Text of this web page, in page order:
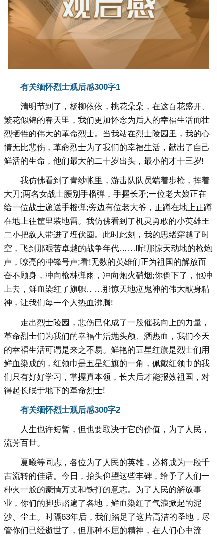
有关缅怀烈士观后感300字1
清明节到了，杨柳依依，桃花朵朵，在这百花盛开、
繁花似锦的春天里，我们更加怀念为后人的幸福生活而壮
烈牺牲的伟大的革命烈士。当我站在烈士陵园里，我的心
情无比悲伤，革命烈士为了我们的幸福生活，献出了自己
鲜活的生命，他们最大的二十岁出头，最小的才十三岁!
我仿佛看到了青纱帐里，游击队队员端着步枪，挥着
大刀;两名女战士腰别手榴弹，手握长矛;一位老大娘正在
给一位战士递送手榴弹;旁边有位老大爷，正蹲在地上正蹲
在地上往筐里装地雷。我仿佛看到了机灵勇敢的小英雄王
二小把敌人带进了埋伏圈。此时此刻，我的思绪穿越了时
空，飞到那艰苦卓越的战争年代……听!那惊天动地的枪炮
声，嘹亮的冲锋号声;看!无数的英雄们正为祖国的解放而
奋不顾身，冲向枪林弹雨，冲向炮火硝烟;你倒下了，他冲
上去，鲜血染红了旗帜……那惊天地泣鬼神的伟大献身精
神，让我们每一个人热血沸腾!
走出烈士陵园，悲伤已化成了一股催我向上的力量，
革命烈士们为我们的幸福生活抛头颅、洒热血，我们今天
的幸福生活可谓是来之不易。鲜艳的五星红旗是烈士们用
鲜血染成的，红领巾是五星红旗的一角，佩戴红领巾的我
们只有好好学习，掌握真本领，长大后才能报效祖国，对
得起长眠于地下的革命烈士!
有关缅怀烈士观后感300字2
人生也许短暂，但也要取决于它的价值，为了人民，
流芳百世。
夏曦等同志，各位为了人民的英雄，必将成为一段千
古流转的佳话。今日，抬头仰望这些丰碑，给予了人们一
种火一般的豪情万丈和铁打的意志。为了人民的解放事
业，你们的脚步踏遍了各地，鲜血染红了气浪掀起的泥
沙、尘土。时隔63年后，我们踏足了这片高洁的圣地，尽
管你们已经逝世了，但那种不屈的精神，在人们心中流